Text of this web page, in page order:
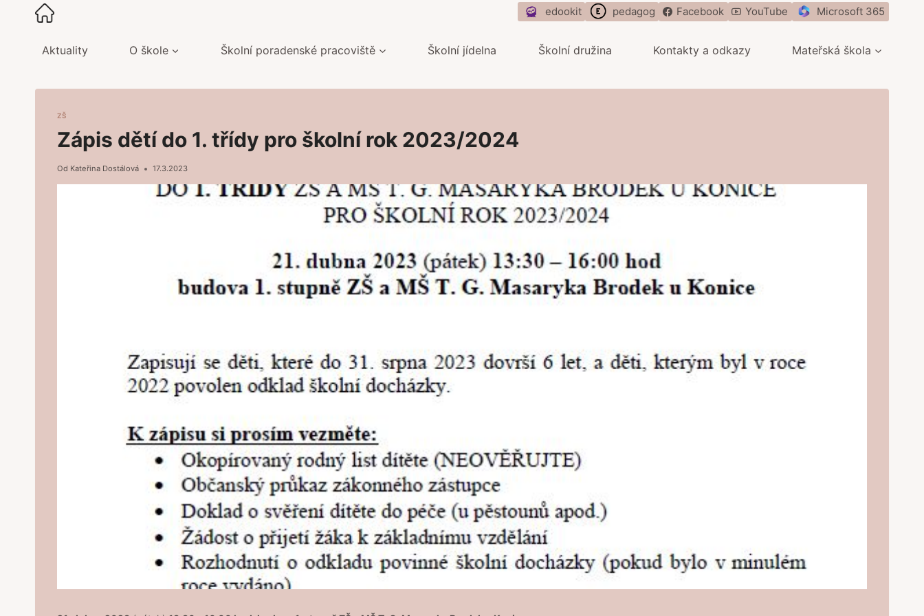
Přeskočit
edookit pedagog Facebook YouTube Microsoft 365
Aktuality O škole Školní poradenské pracoviště Školní jídelna Školní družina Kontakty a odkazy Mateřská škola
ZŠ
Zápis dětí do 1. třídy pro školní rok 2023/2024
Od Kateřina Dostálová 17.3.2023